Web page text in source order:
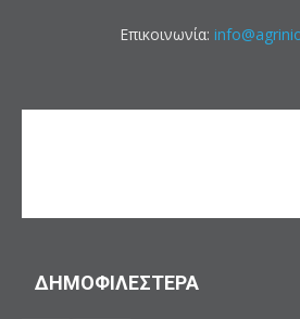
Επικοινωνία:
ΔΗΜΟΦΙΛΕΣΤΕΡΑ